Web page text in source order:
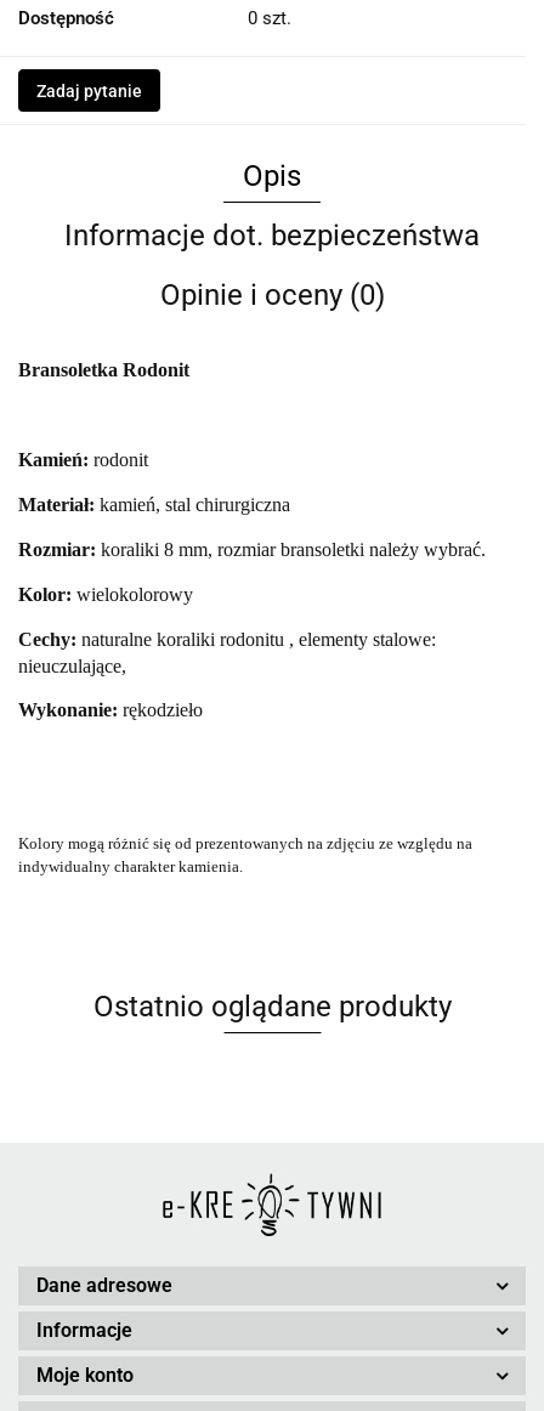
Dostępność 0 szt.
Zadaj pytanie
Opis
Informacje dot. bezpieczeństwa
Opinie i oceny (0)
Bransoletka Rodonit
Kamień: rodonit
Materiał: kamień, stal chirurgiczna
Rozmiar: koraliki 8 mm, rozmiar bransoletki należy wybrać.
Kolor: wielokolorowy
Cechy: naturalne koraliki rodonitu , elementy stalowe:
nieuczulające,
Wykonanie: rękodzieło
Kolory mogą różnić się od prezentowanych na zdjęciu ze względu na
indywidualny charakter kamienia.
Ostatnio oglądane produkty
Dane adresowe
Informacje
Moje konto